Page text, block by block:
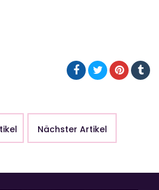
Nächster Artikel